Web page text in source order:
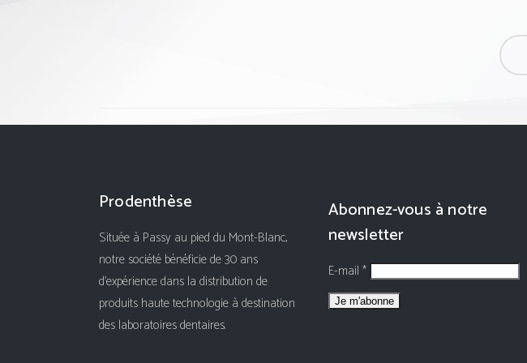
Prodenthèse
Située à Passy au pied du Mont-Blanc,
notre société bénéficie de 30 ans
d'expérience dans la distribution de
produits haute technologie à destination
des laboratoires dentaires.
Abonnez-vous à notre
newsletter
E-mail *